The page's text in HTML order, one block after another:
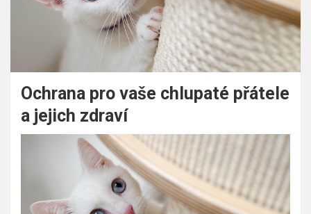
Ochrana pro vaše chlupaté přátele
a jejich zdraví